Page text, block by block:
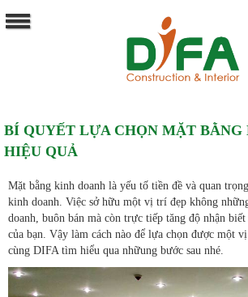
BÍ QUYẾT LỰA CHỌN MẶT
HIỆU QUẢ
Mặt bằng kinh doanh là yếu tố tiền đề và quan
kinh doanh. Việc sở hữu một vị trí đẹp không
doanh, buôn bán mà còn trực tiếp tăng độ nhận
của bạn. Vậy làm cách nào để lựa chọn được một
cùng DIFA tìm hiểu qua nhữung bước sau nhé.